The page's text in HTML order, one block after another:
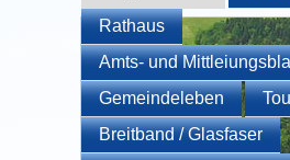
Rathaus
Amts- und
Gemeindeleben
Breitband / Glasfaser